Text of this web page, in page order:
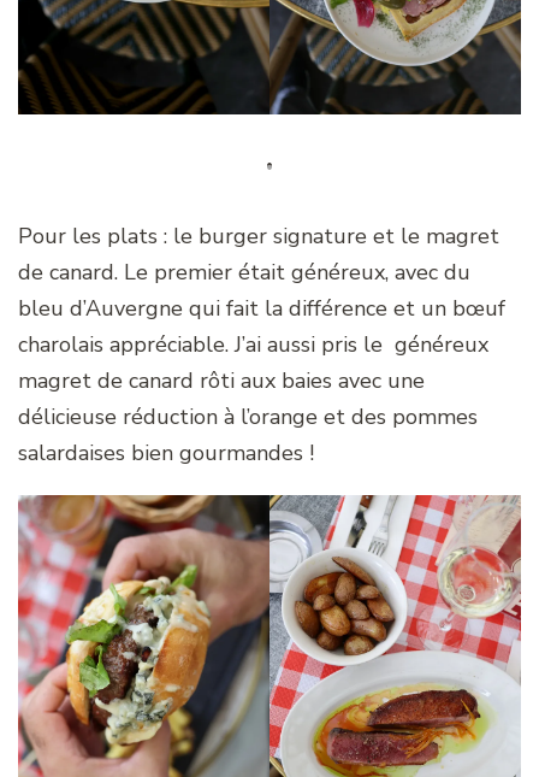
Pour les plats : le burger signature et le magret
de canard. Le premier était généreux, avec du
bleu d’Auvergne qui fait la différence et un bœuf
charolais appréciable. J’ai aussi pris le généreux
magret de canard rôti aux baies avec une
délicieuse réduction à l’orange et des pommes
salardaises bien gourmandes !